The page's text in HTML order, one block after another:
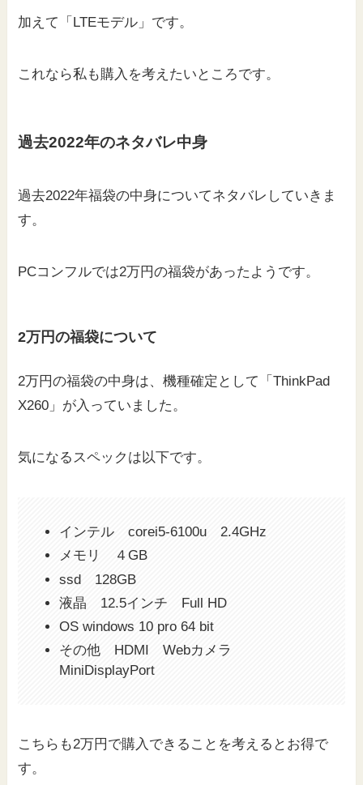
加えて「LTEモデル」です。
これなら私も購入を考えたいところです。
過去2022年のネタバレ中身
過去2022年福袋の中身についてネタバレしていきま
す。
PCコンフルでは2万円の福袋があったようです。
2万円の福袋について
2万円の福袋の中身は、機種確定として「ThinkPad
X260」が入っていました。
気になるスペックは以下です。
インテル corei5-6100u 2.4GHz
メモリ ４GB
ssd 128GB
液晶 12.5インチ Full HD
OS windows 10 pro 64 bit
その他 HDMI Webカメラ
MiniDisplayPort
こちらも2万円で購入できることを考えるとお得で
す。